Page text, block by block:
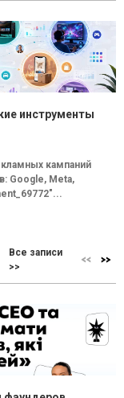
инструменты
кампаний
Google, Meta,
Все записи
>>